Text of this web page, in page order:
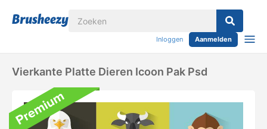
Inloggen Aanmelden
Vierkante Platte Dieren Icoon Pak Psd